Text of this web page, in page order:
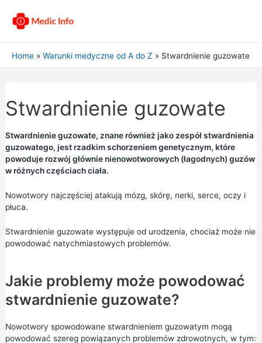
Home Warunki medyczne od A do Z Stwardnienie guzowate
Stwardnienie guzowate
Stwardnienie guzowate, znane również jako zespół stwardnienia
guzowatego, jest rzadkim schorzeniem genetycznym, które
powoduje rozwój głównie nienowotworowych (łagodnych) guzów
w różnych częściach ciała.
Nowotwory najczęściej atakują mózg, skórę, nerki, serce, oczy i
płuca.
Stwardnienie guzowate występuje od urodzenia, chociaż może nie
powodować natychmiastowych problemów.
Jakie problemy może powodować
stwardnienie guzowate?
Nowotwory spowodowane stwardnieniem guzowatym mogą
powodować szereg powiązanych problemów zdrowotnych, w tym: